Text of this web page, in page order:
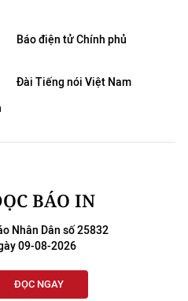
Báo điện tử Chính phủ
Đài Tiếng nói Việt Nam
BÁO IN
Nhân Dân số 25832
09-08-2026
ĐỌC NGAY